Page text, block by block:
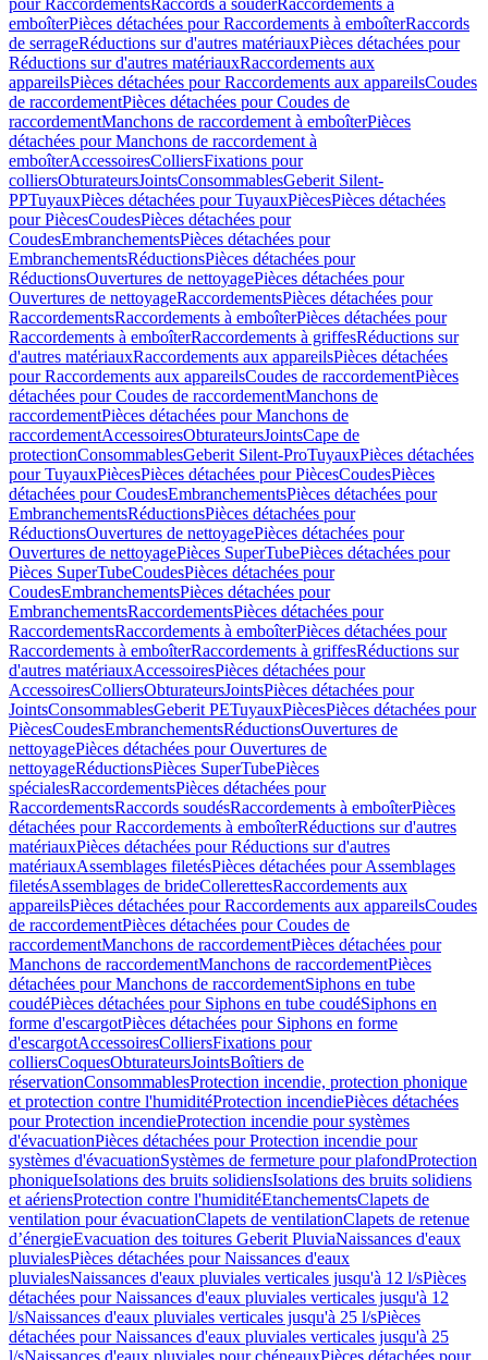
pour RaccordementsRaccords à souderRaccordements à
emboîterPièces détachées pour Raccordements à emboîterRaccords
de serrageRéductions sur d'autres matériauxPièces détachées pour
Réductions sur d'autres matériauxRaccordements aux
appareilsPièces détachées pour Raccordements aux appareilsCoudes
de raccordementPièces détachées pour Coudes de
raccordementManchons de raccordement à emboîterPièces
détachées pour Manchons de raccordement à
emboîterAccessoiresColliersFixations pour
colliersObturateursJointsConsommablesGeberit Silent-
PPTuyauxPièces détachées pour TuyauxPiècesPièces détachées
pour PiècesCoudesPièces détachées pour
CoudesEmbranchementsPièces détachées pour
EmbranchementsRéductionsPièces détachées pour
RéductionsOuvertures de nettoyagePièces détachées pour
Ouvertures de nettoyageRaccordementsPièces détachées pour
RaccordementsRaccordements à emboîterPièces détachées pour
Raccordements à emboîterRaccordements à griffesRéductions sur
d'autres matériauxRaccordements aux appareilsPièces détachées
pour Raccordements aux appareilsCoudes de raccordementPièces
détachées pour Coudes de raccordementManchons de
raccordementPièces détachées pour Manchons de
raccordementAccessoiresObturateursJointsCape de
protectionConsommablesGeberit Silent-ProTuyauxPièces détachées
pour TuyauxPiècesPièces détachées pour PiècesCoudesPièces
détachées pour CoudesEmbranchementsPièces détachées pour
EmbranchementsRéductionsPièces détachées pour
RéductionsOuvertures de nettoyagePièces détachées pour
Ouvertures de nettoyagePièces SuperTubePièces détachées pour
Pièces SuperTubeCoudesPièces détachées pour
CoudesEmbranchementsPièces détachées pour
EmbranchementsRaccordementsPièces détachées pour
RaccordementsRaccordements à emboîterPièces détachées pour
Raccordements à emboîterRaccordements à griffesRéductions sur
d'autres matériauxAccessoiresPièces détachées pour
AccessoiresColliersObturateursJointsPièces détachées pour
JointsConsommablesGeberit PETuyauxPiècesPièces détachées pour
PiècesCoudesEmbranchementsRéductionsOuvertures de
nettoyagePièces détachées pour Ouvertures de
nettoyageRéductionsPièces SuperTubePièces
spécialesRaccordementsPièces détachées pour
RaccordementsRaccords soudésRaccordements à emboîterPièces
détachées pour Raccordements à emboîterRéductions sur d'autres
matériauxPièces détachées pour Réductions sur d'autres
matériauxAssemblages filetésPièces détachées pour Assemblages
filetésAssemblages de brideCollerettesRaccordements aux
appareilsPièces détachées pour Raccordements aux appareilsCoudes
de raccordementPièces détachées pour Coudes de
raccordementManchons de raccordementPièces détachées pour
Manchons de raccordementManchons de raccordementPièces
détachées pour Manchons de raccordementSiphons en tube
coudéPièces détachées pour Siphons en tube coudéSiphons en
forme d'escargotPièces détachées pour Siphons en forme
d'escargotAccessoiresColliersFixations pour
colliersCoquesObturateursJointsBoîtiers de
réservationConsommablesProtection incendie, protection phonique
et protection contre l'humiditéProtection incendiePièces détachées
pour Protection incendieProtection incendie pour systèmes
d'évacuationPièces détachées pour Protection incendie pour
systèmes d'évacuationSystèmes de fermeture pour plafondProtection
phoniqueIsolations des bruits solidiensIsolations des bruits solidiens
et aériensProtection contre l'humiditéEtanchementsClapets de
ventilation pour évacuationClapets de ventilationClapets de retenue
d’énergieEvacuation des toitures Geberit PluviaNaissances d'eaux
pluvialesPièces détachées pour Naissances d'eaux
pluvialesNaissances d'eaux pluviales verticales jusqu'à 12 l/sPièces
détachées pour Naissances d'eaux pluviales verticales jusqu'à 12
l/sNaissances d'eaux pluviales verticales jusqu'à 25 l/sPièces
détachées pour Naissances d'eaux pluviales verticales jusqu'à 25
l/sNaissances d'eaux pluviales pour chéneauxPièces détachées pour